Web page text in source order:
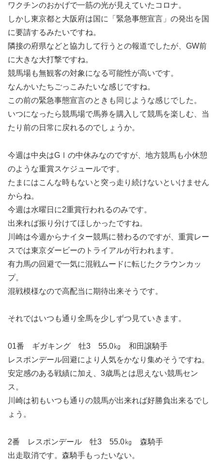
ワクチンのおかげで一筋の光が見えていたコロナ。
しかし東京都と大阪府は国に「緊急事態宣言」の発出を国
に要請するみたいですね。
隣接の府県などと協力して行うとの報道でしたが、GW前
に大きな大打撃ですね。
競馬場も無観客の対象になる可能性が高いです。
なんかいたちごっこみたいな感じですね。
この前の緊急事態宣言のときも同じような感じでした。
いつになったら競馬場で馬券を購入して競馬を楽しむ、当
たり前の日常に戻れるのでしょうか。
今週は中央はGⅠの中休みなのですが、地方競馬も小休憩
のような重賞スケジュールです。
たまにはこんな時もないと突っ走り続けないといけません
からね。
今週は水曜日に2重賞行われるのみです。
出来れば振り分けてほしかったですね。
川崎は今週からナイター競馬に替わるのですが、重賞レー
スでは東京ダービーのトライアルが行われます。
有力馬の回避で一気に混戦ムードに転じたクラウンカッ
プ。
混戦模様なので高配当に期待出来そうです。
それではいつも通り全馬を少しずつ見ていきます。
01番 ギガキング 牡3 55.0㎏ 和田譲騎手
レスポンデール回避により人気をかなり集めそうですね。
安定感のある戦績に加え、3歳馬とは思えない競馬セン
ス。
川崎は初もいつも通りの競馬が出来れば好勝負出来るでし
ょう。
2番 レスポンデール 牡3 55.0㎏ 森騎手
出走取消です。森騎手もったいない。